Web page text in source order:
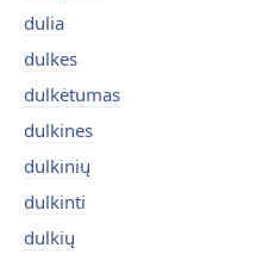
dulia
dulkes
dulkėtumas
dulkines
dulkinių
dulkinti
dulkių